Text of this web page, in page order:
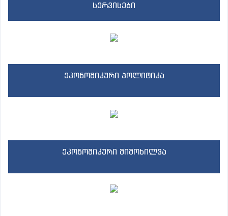
სერვისები
ეკონომიკური პოლიტიკა
ეკონომიკური მიმოხილვა